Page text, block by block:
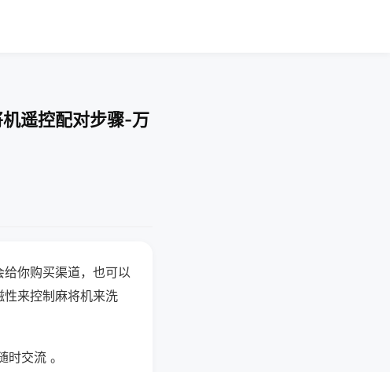
遥控配对步骤-万
你购买渠道，也可以
来控制麻将机来洗
交流 。